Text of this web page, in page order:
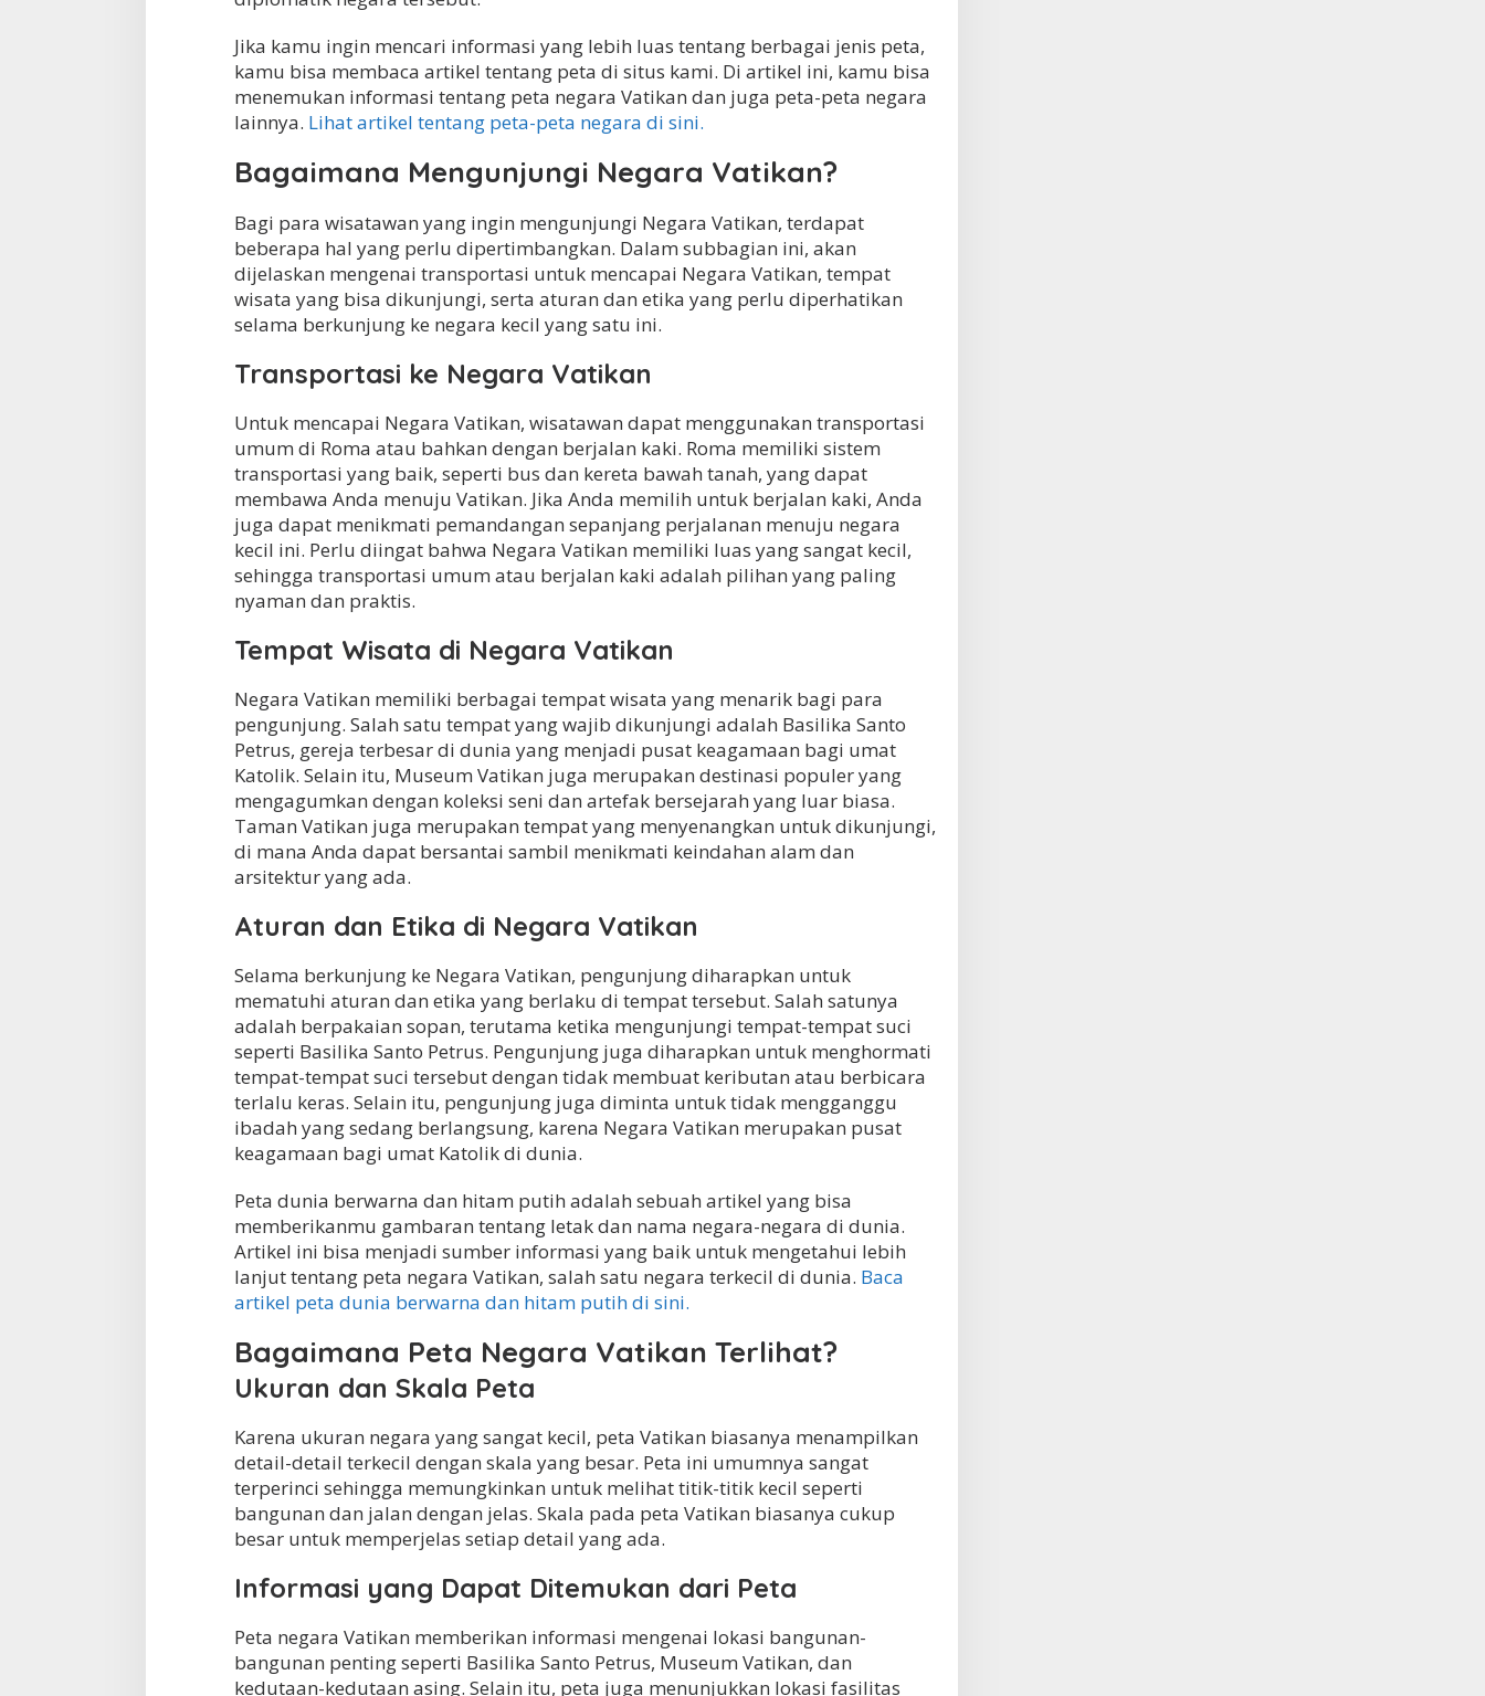
Jika kamu ingin mencari informasi yang lebih luas tentang berbagai jenis peta,
kamu bisa membaca artikel tentang peta di situs kami. Di artikel ini, kamu bisa
menemukan informasi tentang peta negara Vatikan dan juga peta-peta negara
lainnya. Lihat artikel tentang peta-peta negara di sini.
Bagaimana Mengunjungi Negara Vatikan?
Bagi para wisatawan yang ingin mengunjungi Negara Vatikan, terdapat
beberapa hal yang perlu dipertimbangkan. Dalam subbagian ini, akan
dijelaskan mengenai transportasi untuk mencapai Negara Vatikan, tempat
wisata yang bisa dikunjungi, serta aturan dan etika yang perlu diperhatikan
selama berkunjung ke negara kecil yang satu ini.
Transportasi ke Negara Vatikan
Untuk mencapai Negara Vatikan, wisatawan dapat menggunakan transportasi
umum di Roma atau bahkan dengan berjalan kaki. Roma memiliki sistem
transportasi yang baik, seperti bus dan kereta bawah tanah, yang dapat
membawa Anda menuju Vatikan. Jika Anda memilih untuk berjalan kaki, Anda
juga dapat menikmati pemandangan sepanjang perjalanan menuju negara
kecil ini. Perlu diingat bahwa Negara Vatikan memiliki luas yang sangat kecil,
sehingga transportasi umum atau berjalan kaki adalah pilihan yang paling
nyaman dan praktis.
Tempat Wisata di Negara Vatikan
Negara Vatikan memiliki berbagai tempat wisata yang menarik bagi para
pengunjung. Salah satu tempat yang wajib dikunjungi adalah Basilika Santo
Petrus, gereja terbesar di dunia yang menjadi pusat keagamaan bagi umat
Katolik. Selain itu, Museum Vatikan juga merupakan destinasi populer yang
mengagumkan dengan koleksi seni dan artefak bersejarah yang luar biasa.
Taman Vatikan juga merupakan tempat yang menyenangkan untuk dikunjungi,
di mana Anda dapat bersantai sambil menikmati keindahan alam dan
arsitektur yang ada.
Aturan dan Etika di Negara Vatikan
Selama berkunjung ke Negara Vatikan, pengunjung diharapkan untuk
mematuhi aturan dan etika yang berlaku di tempat tersebut. Salah satunya
adalah berpakaian sopan, terutama ketika mengunjungi tempat-tempat suci
seperti Basilika Santo Petrus. Pengunjung juga diharapkan untuk menghormati
tempat-tempat suci tersebut dengan tidak membuat keributan atau berbicara
terlalu keras. Selain itu, pengunjung juga diminta untuk tidak mengganggu
ibadah yang sedang berlangsung, karena Negara Vatikan merupakan pusat
keagamaan bagi umat Katolik di dunia.
Peta dunia berwarna dan hitam putih adalah sebuah artikel yang bisa
memberikanmu gambaran tentang letak dan nama negara-negara di dunia.
Artikel ini bisa menjadi sumber informasi yang baik untuk mengetahui lebih
lanjut tentang peta negara Vatikan, salah satu negara terkecil di dunia. Baca
artikel peta dunia berwarna dan hitam putih di sini.
Bagaimana Peta Negara Vatikan Terlihat?
Ukuran dan Skala Peta
Karena ukuran negara yang sangat kecil, peta Vatikan biasanya menampilkan
detail-detail terkecil dengan skala yang besar. Peta ini umumnya sangat
terperinci sehingga memungkinkan untuk melihat titik-titik kecil seperti
bangunan dan jalan dengan jelas. Skala pada peta Vatikan biasanya cukup
besar untuk memperjelas setiap detail yang ada.
Informasi yang Dapat Ditemukan dari Peta
Peta negara Vatikan memberikan informasi mengenai lokasi bangunan-
bangunan penting seperti Basilika Santo Petrus, Museum Vatikan, dan
kedutaan-kedutaan asing. Selain itu, peta juga menunjukkan lokasi fasilitas